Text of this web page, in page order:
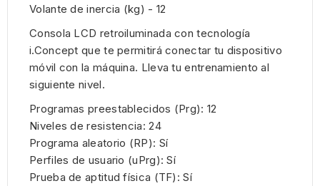
Volante de inercia (kg) - 12
Consola LCD retroiluminada con tecnología
i.Concept que te permitirá conectar tu dispositivo
móvil con la máquina. Lleva tu entrenamiento al
siguiente nivel.
Programas preestablecidos (Prg): 12
Niveles de resistencia: 24
Programa aleatorio (RP): Sí
Perfiles de usuario (uPrg): Sí
Prueba de aptitud física (TF): Sí